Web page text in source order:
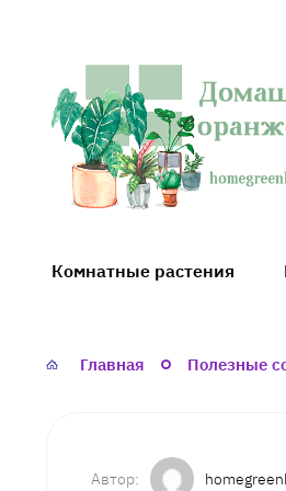
Домашняя
оранжерея
Комнатные растения
Главная Полезные